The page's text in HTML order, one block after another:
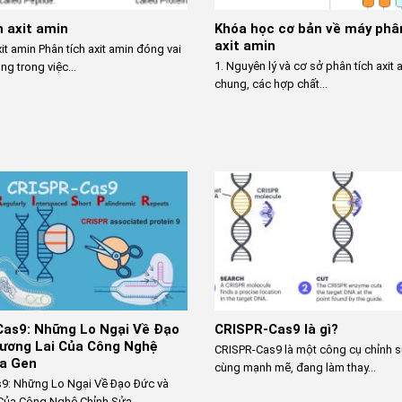
axit amin
amin Phân tích axit amin đóng vai
trong việc...
Khóa học cơ bản về máy
axit amin
1. Nguyên lý và cơ sở phân tích axit
chung, các hợp chất...
Những Lo Ngại Về Đạo
Lai Của Công Nghệ
Gen
Những Lo Ngại Về Đạo Đức và
CRISPR-Cas9 là gì?
CRISPR-Cas9 là một công cụ chỉnh
cùng mạnh mẽ, đang làm thay...